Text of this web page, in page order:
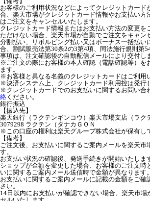
お客様のご利用状況などによってクレジットカード
合、楽天市場がクレジットカード情報やお支払い方
はご注文をキャンセルいたします。
クレジットカード情報またはお支払い方法の変更を
ただけない場合、楽天市場が自動でご注文をキャン
分割払い、リボルビング払い又はボーナス一括払い
合、割賦販売法第30条2の3第4項、同法施行規則第
事項は、注文確認後の自動配信メールにより交付し
※ご注文の際にお客様の本人確認（電話確認等）を
ます。
※お客様と異なる名義のクレジットカードはご利用
※決済システム上、クレジットカード利用控は発行
※クレジットカードでのお支払いに関するお問い合
絡 ください。
銀行振込
【振込先】
楽天銀行（ラクテンギンコウ）楽天市場支店（ラク
3079298 ラクテン（タナカＧＯＮ
※この口座の権利は楽天グループ株式会社が保有し
【備考】
ご注文後、お支払いに関するご案内メールを楽天市
す。
お支払い状況の確認後、発送手続きが開始いたしま
ショップが金額を変更した場合、お客様のご注文時
いに関するご案内メール送信時で金額が異なります。
お支払いに関するご案内メールに記載の金額をご確
さい。
14日以内にお支払いが確認できない場合、楽天市場